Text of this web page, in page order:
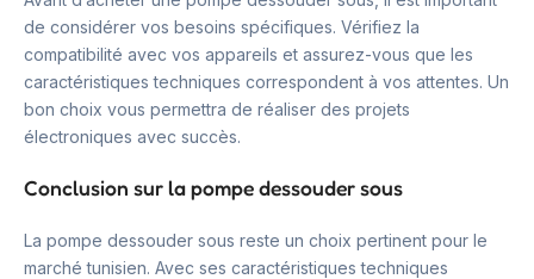
de considérer vos besoins spécifiques. Vérifiez la
compatibilité avec vos appareils et assurez-vous que les
caractéristiques techniques correspondent à vos attentes. Un
bon choix vous permettra de réaliser des projets
électroniques avec succès.
Conclusion sur la pompe dessouder sous
La pompe dessouder sous reste un choix pertinent pour le
marché tunisien. Avec ses caractéristiques techniques